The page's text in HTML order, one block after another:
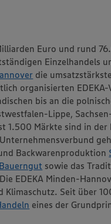
Euro und rund
Einzelhandels
die
organisierten
bis an die
Lippe,
1.500 Märkte sind in
Backwarenproduktion
Bauerngut sowie das
EDEKA Minden-
Seit über
eines der